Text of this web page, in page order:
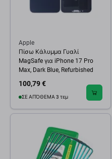
Apple
Πίσω Κάλυμμα Γυαλί
MagSafe για iPhone 17 Pro
Max, Dark Blue, Refurbished
100,79 €
ΣΕ ΑΠΌΘΕΜΑ 3 τεμ